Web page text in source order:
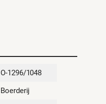
O-1296/1048
Boerderij